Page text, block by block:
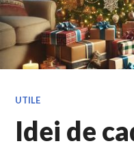
UTILE
Idei de